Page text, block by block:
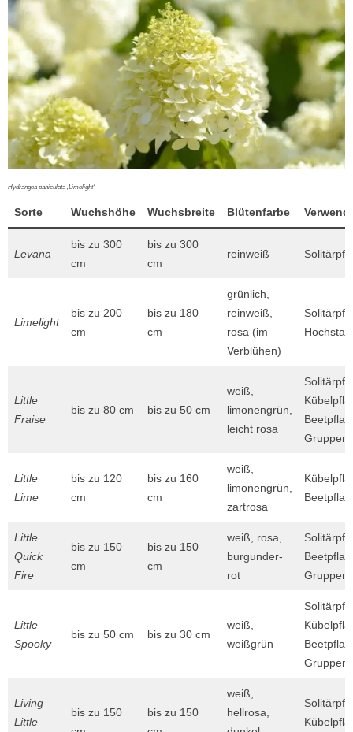
Hydrangea paniculata ‚Limelight‘
Sorte Wuchshöhe Wuchsbreite Blütenfarbe
Levana
bis zu 300
cm
bis zu 300
cm
reinweiß
Limelight
bis zu 200
cm
bis zu 180
cm
grünlich,
reinweiß,
rosa (im
Verblühen)
Little
Fraise
bis zu 80 cm bis zu 50 cm
weiß,
limonengrün,
leicht rosa
Little
Lime
bis zu 120
cm
bis zu 160
cm
weiß,
limonengrün,
zartrosa
Little
Quick
Fire
bis zu 150
cm
bis zu 150
cm
weiß, rosa,
burgunder-
rot
Little
Spooky
bis zu 50 cm bis zu 30 cm
weiß,
weißgrün
Living
Little
bis zu 150
bis zu 150
weiß,
hellrosa,